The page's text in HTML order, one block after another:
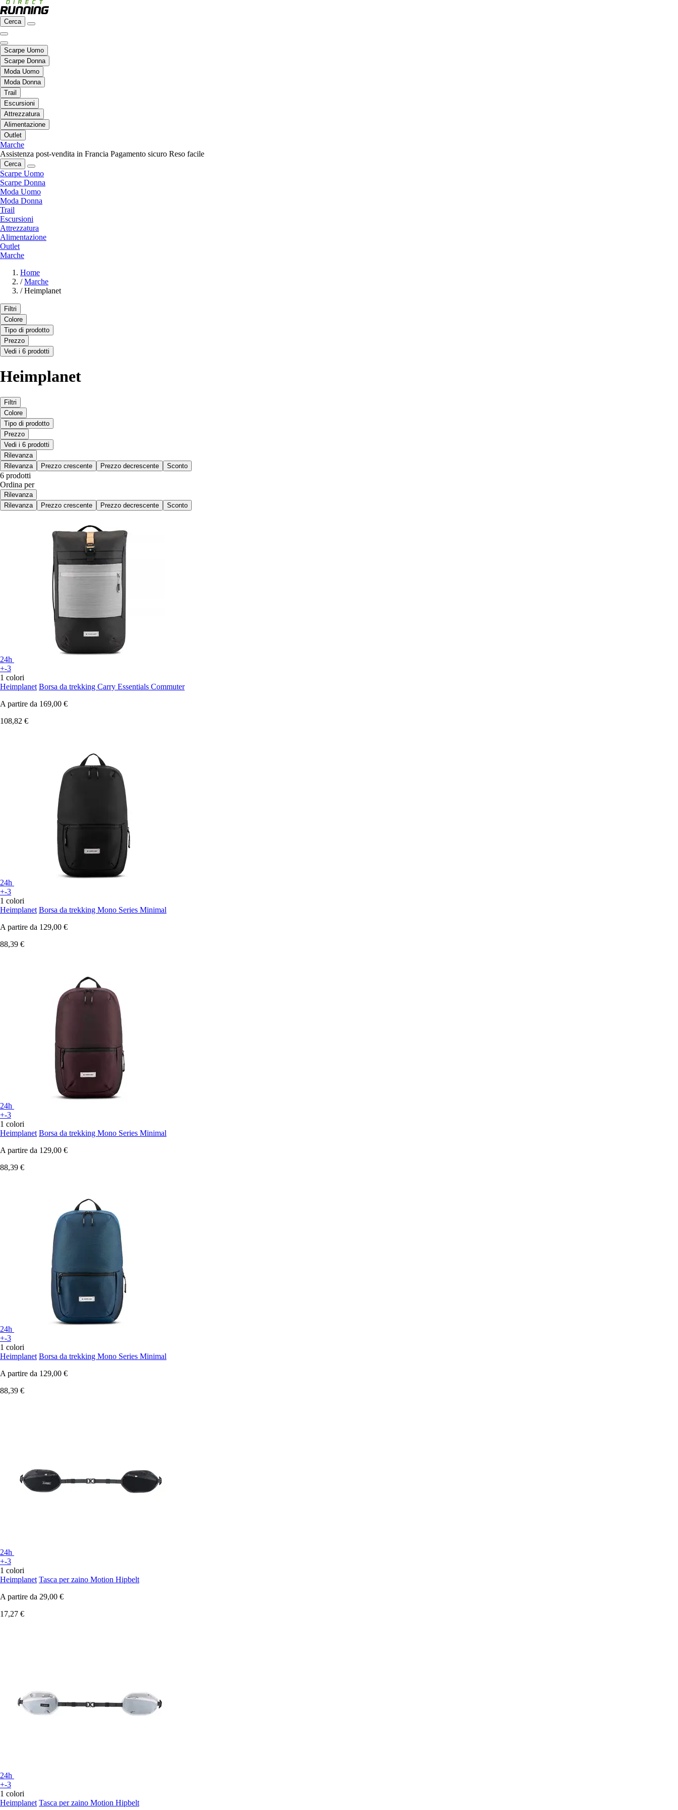
Cerca
Scarpe Uomo
Scarpe Donna
Moda Uomo
Moda Donna
Trail
Escursioni
Attrezzatura
Alimentazione
Outlet
Marche
Assistenza post-vendita in Francia Pagamento sicuro Reso facile
Cerca
Scarpe Uomo
Scarpe Donna
Moda Uomo
Moda Donna
Trail
Escursioni
Attrezzatura
Alimentazione
Outlet
Marche
Home
/ Marche
/ Heimplanet
Filtri
Colore
Tipo di prodotto
Prezzo
Vedi i 6 prodotti
Heimplanet
Filtri
Colore
Tipo di prodotto
Prezzo
Vedi i 6 prodotti
Rilevanza
Rilevanza
Prezzo crescente Prezzo decrescente Sconto
6 prodotti
Ordina per
Rilevanza
Rilevanza
Prezzo crescente Prezzo decrescente Sconto
24h
+-3
1 colori
Heimplanet Borsa da trekking Carry Essentials Commuter
A partire da 169,00 €
108,82 €
24h
+-3
1 colori
Heimplanet Borsa da trekking Mono Series Minimal
A partire da 129,00 €
88,39 €
24h
+-3
1 colori
Heimplanet Borsa da trekking Mono Series Minimal
A partire da 129,00 €
88,39 €
24h
+-3
1 colori
Heimplanet Borsa da trekking Mono Series Minimal
A partire da 129,00 €
88,39 €
24h
+-3
1 colori
Heimplanet Tasca per zaino Motion Hipbelt
A partire da 29,00 €
17,27 €
24h
+-3
1 colori
Heimplanet Tasca per zaino Motion Hipbelt